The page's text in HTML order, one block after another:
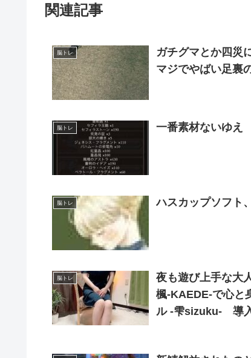
関連記事
脳トレ
ガチグマとか四災
マジでやばい足裏
脳トレ 一番素材ないゆえ
脳トレ ハスカップソフト
脳トレ
夜も遊び上手な大
楓-KAEDE-で心と
ル -雫sizuku- 導